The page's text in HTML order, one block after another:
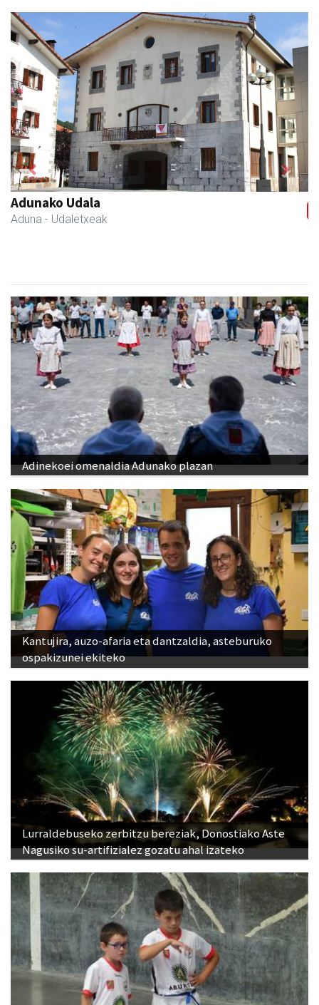
Adunako Udala
Aduna - Udaletxeak
Previous Next
Adinekoei omenaldia Adunako plazan
Kantujira, auzo-afaria eta dantzaldia, asteburuko
ospakizunei ekiteko
Lurraldebuseko zerbitzu bereziak, Donostiako Aste
Nagusiko su-artifizialez gozatu ahal izateko